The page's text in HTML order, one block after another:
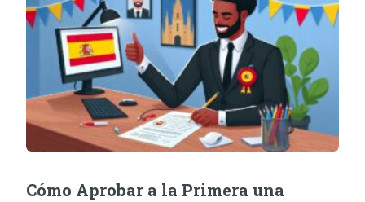
Cómo Aprobar a la Primera una